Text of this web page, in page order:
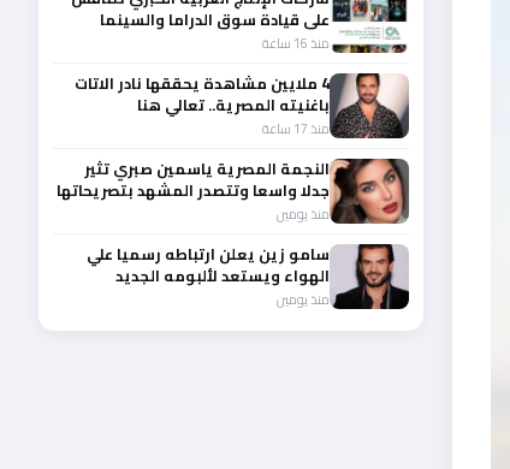
على قيادة سوق الدراما والسينما
والصباح في مقدمة المشهد الإقليمي
منذ 16 ساعة
4 ملايين مشاهدة يحققها نادر الاتات
باغنيته المصرية.. تعالي هنا
منذ 17 ساعة
النجمة المصرية ياسمين صبري تثير
جدلا واسعا وتتصدر المشهد بتصريحاتها
الأخيرة
منذ يومين
سامو زين يعلن ارتباطه رسميا علي
الهواء ويستعد لألبومه الجديد
منذ يومين